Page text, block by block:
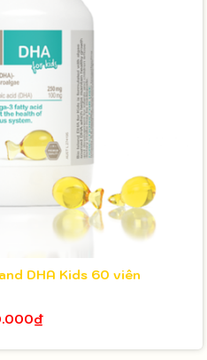
DHA Kids 60 viên